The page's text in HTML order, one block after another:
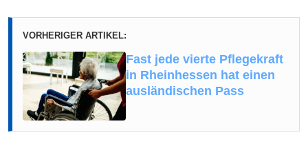
VORHERIGER ARTIKEL:
Fast jede vierte Pflegekraft
in Rheinhessen hat einen
ausländischen Pass